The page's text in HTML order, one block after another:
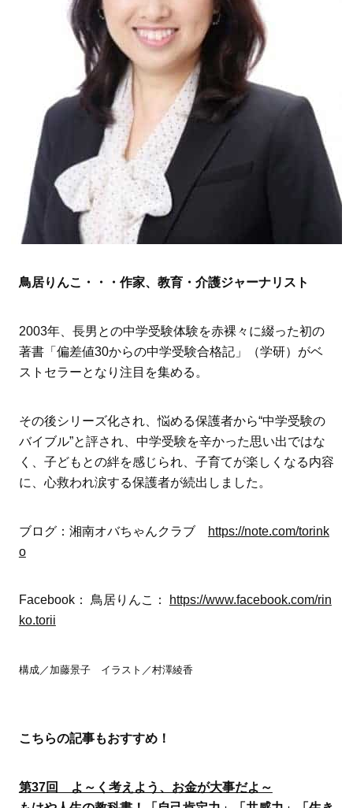
鳥居りんこ・・・作家、教育・介護ジャーナリスト
2003年、長男との中学受験体験を赤裸々に綴った初の
著書「偏差値30からの中学受験合格記」（学研）がベ
ストセラーとなり注目を集める。
その後シリーズ化され、悩める保護者から“中学受験の
バイブル”と評され、中学受験を辛かった思い出ではな
く、子どもとの絆を感じられ、子育てが楽しくなる内容
に、心救われ涙する保護者が続出しました。
ブログ：湘南オバちゃんクラブ
https://note.com/torink
o
Facebook： 鳥居りんこ：
https://www.facebook.com/rin
ko.torii
構成／加藤景子 イラスト／村澤綾香
こちらの記事もおすすめ！
第37回 よ～く考えよう、お金が大事だよ～